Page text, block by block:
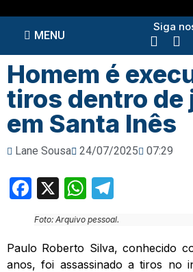
MENU
Siga
Homem é
tiros dentro de
em Santa Inês
Lane Sousa 24/07/2025 07:29
Facebook
X WhatsApp
Foto: Arquivo pessoal.
Paulo Roberto Silva, conhecido
anos, foi assassinado a tiros no